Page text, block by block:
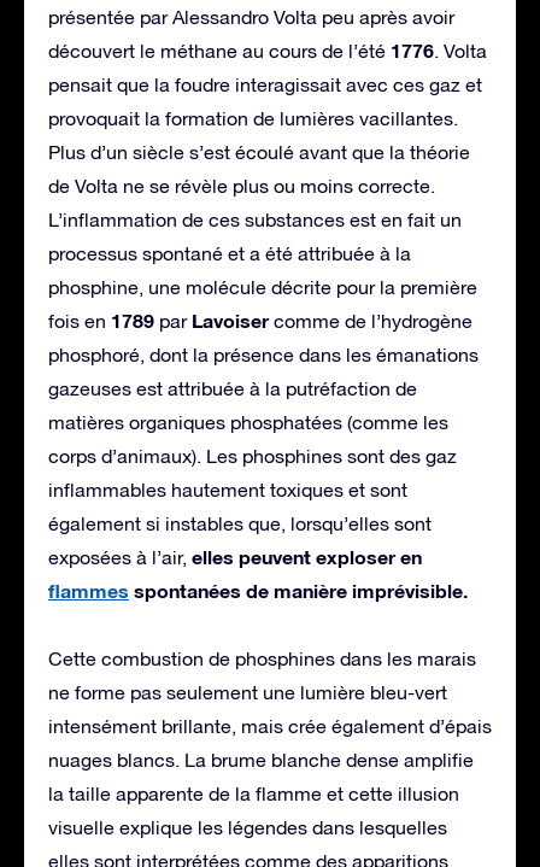
présentée par Alessandro Volta peu après avoir
découvert le méthane au cours de l’été 1776. Volta
pensait que la foudre interagissait avec ces gaz et
provoquait la formation de lumières vacillantes.
Plus d’un siècle s’est écoulé avant que la théorie
de Volta ne se révèle plus ou moins correcte.
L’inflammation de ces substances est en fait un
processus spontané et a été attribuée à la
phosphine, une molécule décrite pour la première
fois en 1789 par Lavoisercomme de l’hydrogène
phosphoré, dont la présence dans les émanations
gazeuses est attribuée à la putréfaction de
matières organiques phosphatées (comme les
corps d’animaux). Les phosphines sont des gaz
inflammables hautement toxiques et sont
également si instables que, lorsqu’elles sont
exposées à l’air, elles peuvent exploser en
flammes spontanées de manière imprévisible.
Cette combustion de phosphines dans les marais
ne forme pas seulement une lumière bleu-vert
intensément brillante, mais crée également d’épais
nuages blancs. La brume blanche dense amplifie
la taille apparente de la flamme et cette illusion
visuelle explique les légendes dans lesquelles
elles sont interprétées comme des apparitions